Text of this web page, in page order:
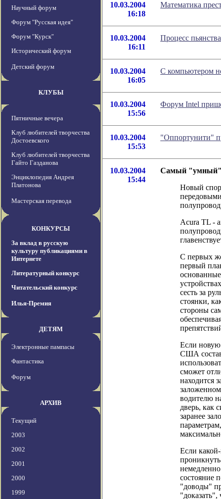
Научный форум
Форум "Русская идея"
Форум "Курск"
Исторический форум
Детский форум
КЛУБЫ
Пятничные вечера
Клуб любителей творчества
Достоевского
Клуб любителей творчества
Гайто Газданова
Энциклопедия Андрея
Платонова
Мастерская перевода
КОНКУРСЫ
За вклад в русскую
культуру публикациями в
Интернете
Литературный конкурс
Читательский конкурс
Илья-Премия
ДЕТЯМ
Электронные пампасы
Фантастика
Форум
АРХИВ
Текущий
2003
2002
2001
2000
1999
10.03.2004
16:18
Математика
10.03.2004
16:11
Процесс
10.03.2004
16:05
С компьютером
10.03.2004
15:56
Форум Intel
10.03.2004
15:53
"Оппортунити"
10.03.2004
15:44
Самый "умный"
Новый
Acura TL -
С первых
первый
сесть за
стоянки,
стороны
Если новую
США
сможет
находится
водителю
дверь, как
заранее
Если
немедленно
состояние
"доводы"